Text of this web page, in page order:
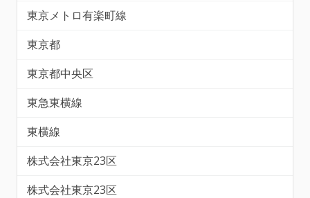
東京メトロ有楽町線
東京都
東京都中央区
東急東横線
東横線
株式会社東京23区
株式会社東京23区